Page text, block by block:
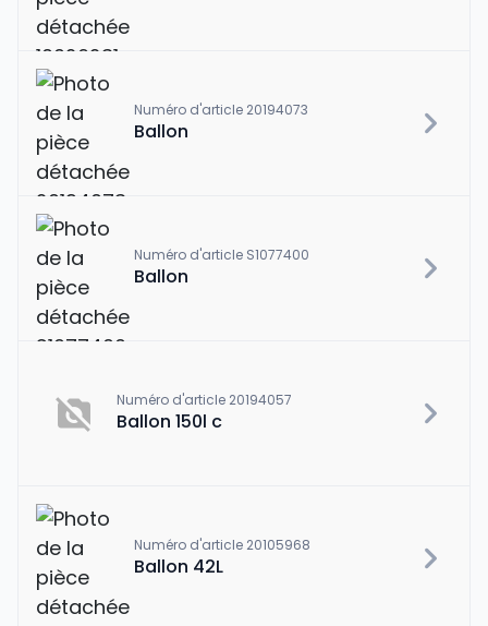
Numéro d'article 20194073
Ballon
Numéro d'article S1077400
Ballon
Numéro d'article 20194057
Ballon 150l c
Numéro d'article 20105968
Ballon 42L